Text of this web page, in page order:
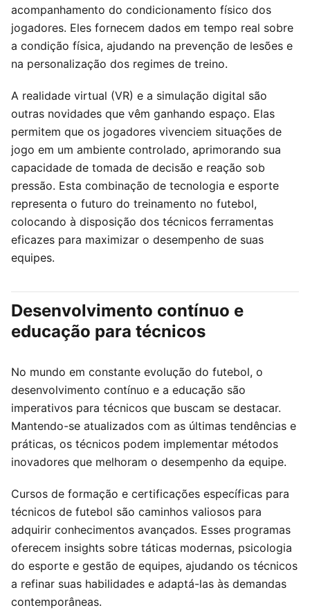
acompanhamento do condicionamento físico dos
jogadores. Eles fornecem dados em tempo real sobre
a condição física, ajudando na prevenção de lesões e
na personalização dos regimes de treino.
A realidade virtual (VR) e a simulação digital são
outras novidades que vêm ganhando espaço. Elas
permitem que os jogadores vivenciem situações de
jogo em um ambiente controlado, aprimorando sua
capacidade de tomada de decisão e reação sob
pressão. Esta combinação de tecnologia e esporte
representa o futuro do treinamento no futebol,
colocando à disposição dos técnicos ferramentas
eficazes para maximizar o desempenho de suas
equipes.
Desenvolvimento contínuo e
educação para técnicos
No mundo em constante evolução do futebol, o
desenvolvimento contínuo e a educação são
imperativos para técnicos que buscam se destacar.
Mantendo-se atualizados com as últimas tendências e
práticas, os técnicos podem implementar métodos
inovadores que melhoram o desempenho da equipe.
Cursos de formação e certificações específicas para
técnicos de futebol são caminhos valiosos para
adquirir conhecimentos avançados. Esses programas
oferecem insights sobre táticas modernas, psicologia
do esporte e gestão de equipes, ajudando os técnicos
a refinar suas habilidades e adaptá-las às demandas
contemporâneas.